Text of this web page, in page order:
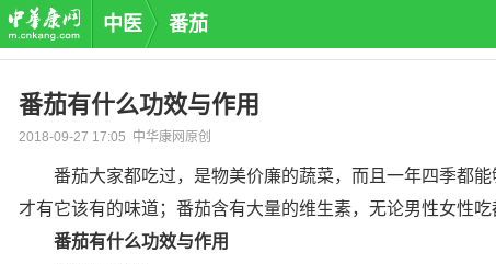
中医 番茄
番茄有什么功效与作用
2018-09-27 17:05 中华康网原创
番茄大家都吃过，是物美价廉的蔬菜，而且一年四季都能
才有它该有的味道；番茄含有大量的维生素，无论男性女性
番茄有什么功效与作用